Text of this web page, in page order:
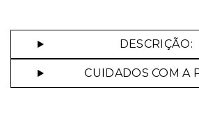
DESCRIÇÃO:
CUIDADOS COM A